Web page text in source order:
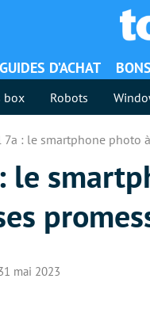
GUIDES D’ACHAT
box Robots
7a : le smartphone photo
le
mai 2023